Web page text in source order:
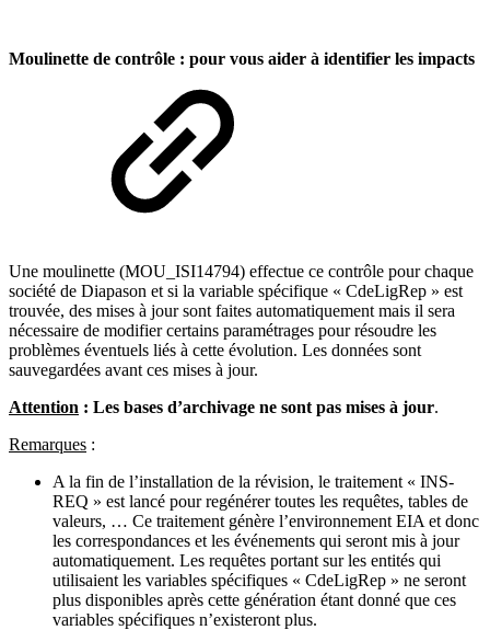
Moulinette de contrôle : pour vous aider à identifier les impacts
Une moulinette (MOU_ISI14794) effectue ce contrôle pour chaque
société de Diapason et si la variable spécifique « CdeLigRep » est
trouvée, des mises à jour sont faites automatiquement mais il sera
nécessaire de modifier certains paramétrages pour résoudre les
problèmes éventuels liés à cette évolution. Les données sont
sauvegardées avant ces mises à jour.
Attention : Les bases d’archivage ne sont pas mises à jour.
Remarques :
A la fin de l’installation de la révision, le traitement « INS-
REQ » est lancé pour regénérer toutes les requêtes, tables de
valeurs, … Ce traitement génère l’environnement EIA et donc
les correspondances et les événements qui seront mis à jour
automatiquement. Les requêtes portant sur les entités qui
utilisaient les variables spécifiques « CdeLigRep » ne seront
plus disponibles après cette génération étant donné que ces
variables spécifiques n’existeront plus.